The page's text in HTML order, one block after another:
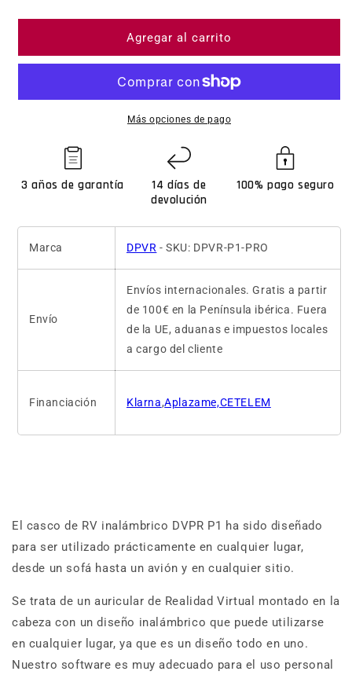
Agregar al carrito
Más opciones de pago
3 años de garantía
14 días de
devolución
100% pago seguro
Marca DPVR - SKU: DPVR-P1-PRO
Envío
Envíos internacionales. Gratis a partir
de 100€ en la Península ibérica. Fuera
de la UE, aduanas e impuestos locales
a cargo del cliente
Financiación Klarna,Aplazame,CETELEM
El casco de RV inalámbrico DVPR P1 ha sido diseñado
para ser utilizado prácticamente en cualquier lugar,
desde un sofá hasta un avión y en cualquier sitio.
Se trata de un auricular de Realidad Virtual montado en la
cabeza con un diseño inalámbrico que puede utilizarse
en cualquier lugar, ya que es un diseño todo en uno.
Nuestro software es muy adecuado para el uso personal